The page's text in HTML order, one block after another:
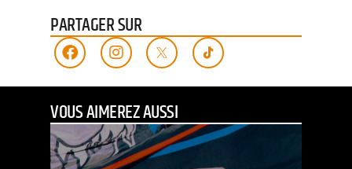
PARTAGER SUR
VOUS AIMEREZ AUSSI